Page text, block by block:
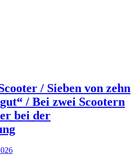
/ Sieben von zehn
/ Bei zwei Scootern
bei der